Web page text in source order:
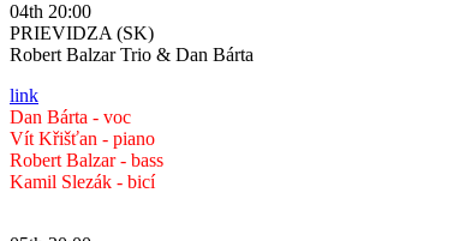
04th 20:00
PRIEVIDZA (SK)
Robert Balzar Trio & Dan Bárta
link
Dan Bárta - voc
Vít Křišťan - piano
Robert Balzar - bass
Kamil Slezák - bicí